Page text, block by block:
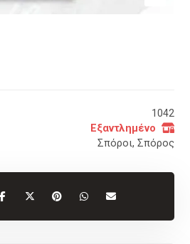
1042
Εξαντλημένο
Σπόροι, Σπόρος